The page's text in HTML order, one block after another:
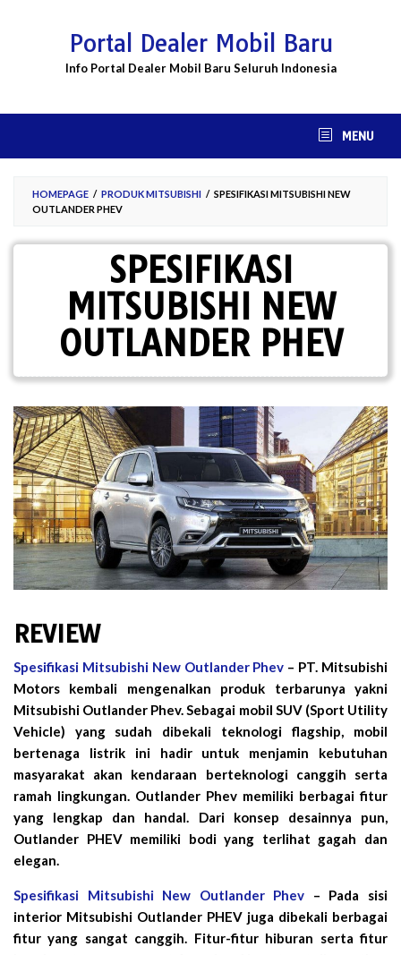
Portal Dealer Mobil Baru
Info Portal Dealer Mobil Baru Seluruh Indonesia
MENU
HOMEPAGE / PRODUK MITSUBISHI / SPESIFIKASI MITSUBISHI NEW
OUTLANDER PHEV
SPESIFIKASI
MITSUBISHI NEW
OUTLANDER PHEV
REVIEW
Spesifikasi Mitsubishi New Outlander Phev – PT. Mitsubishi
Motors kembali mengenalkan produk terbarunya yakni
Mitsubishi Outlander Phev. Sebagai mobil SUV (Sport Utility
Vehicle) yang sudah dibekali teknologi flagship, mobil
bertenaga listrik ini hadir untuk menjamin kebutuhan
masyarakat akan kendaraan berteknologi canggih serta
ramah lingkungan. Outlander Phev memiliki berbagai fitur
yang lengkap dan handal. Dari konsep desainnya pun,
Outlander PHEV memiliki bodi yang terlihat gagah dan
elegan.
Spesifikasi Mitsubishi New Outlander Phev – Pada sisi
interior Mitsubishi Outlander PHEV juga dibekali berbagai
fitur yang sangat canggih. Fitur-fitur hiburan serta fitur